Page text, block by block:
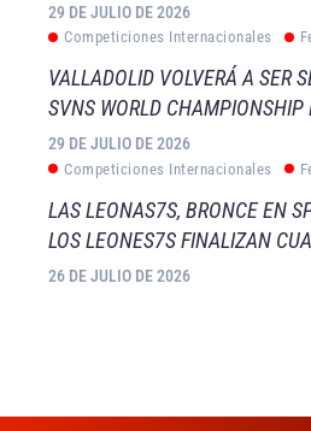
29 DE JULIO DE 2026
Competiciones Internacionales
VALLADOLID VOLVERÁ A SER
SVNS WORLD
29 DE JULIO DE 2026
Competiciones Internacionales
LAS LEONAS7S, BRONCE EN
LOS LEONES7S FINALIZAN
26 DE JULIO DE 2026